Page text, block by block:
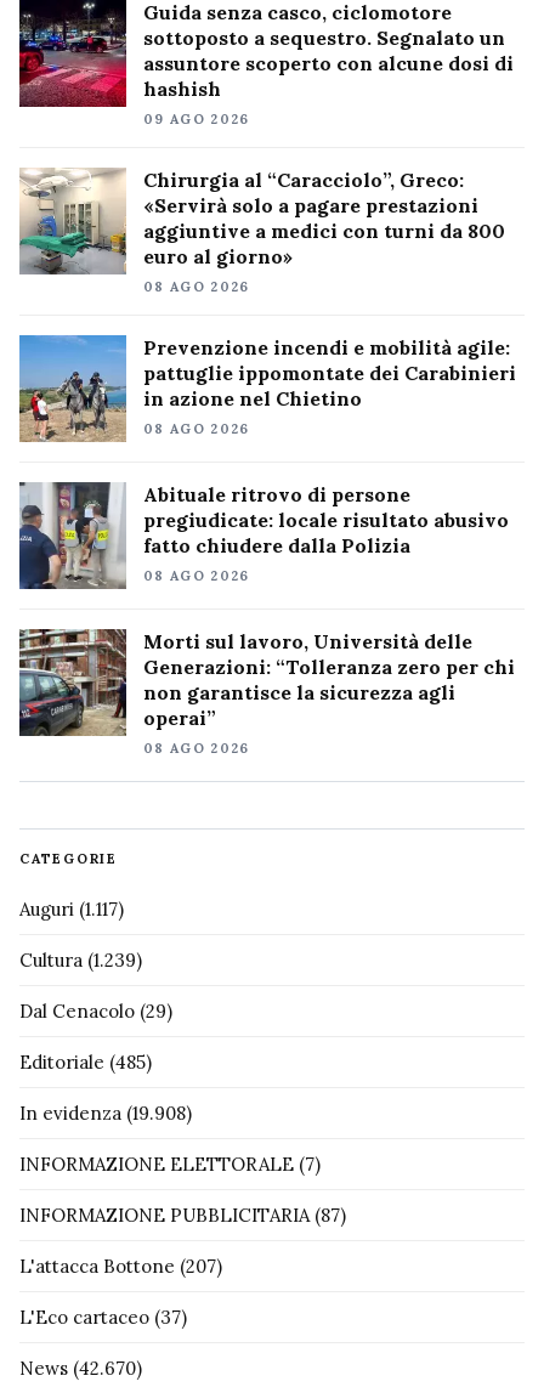
Guida senza casco, ciclomotore
sottoposto a sequestro. Segnalato un
assuntore scoperto con alcune dosi di
hashish
09 AGO 2026
Chirurgia al “Caracciolo”, Greco:
«Servirà solo a pagare prestazioni
aggiuntive a medici con turni da 800
euro al giorno»
08 AGO 2026
Prevenzione incendi e mobilità agile:
pattuglie ippomontate dei Carabinieri
in azione nel Chietino
08 AGO 2026
Abituale ritrovo di persone
pregiudicate: locale risultato abusivo
fatto chiudere dalla Polizia
08 AGO 2026
Morti sul lavoro, Università delle
Generazioni: “Tolleranza zero per chi
non garantisce la sicurezza agli
operai”
08 AGO 2026
CATEGORIE
Auguri (1.117)
Cultura (1.239)
Dal Cenacolo (29)
Editoriale (485)
In evidenza (19.908)
INFORMAZIONE ELETTORALE (7)
INFORMAZIONE PUBBLICITARIA(87)
L'attacca Bottone (207)
L'Eco cartaceo (37)
News (42.670)